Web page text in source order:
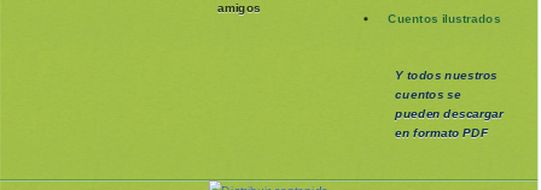
amigos
Cuentos ilustrados
Y todos nuestros
cuentos se
puedendescargar
en formato PDF